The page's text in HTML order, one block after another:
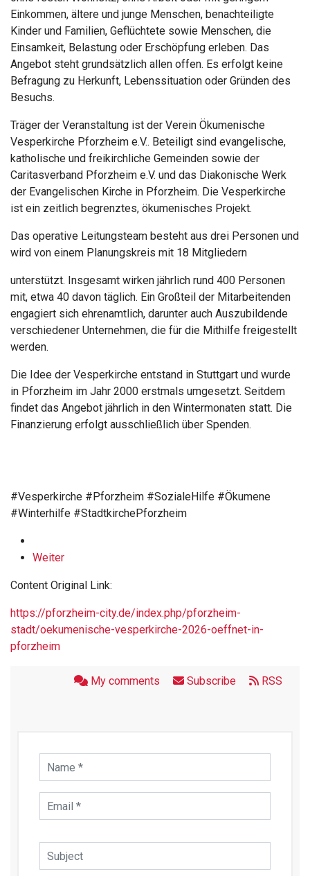
Einkommen, ältere und junge Menschen, benachteiligte
Kinder und Familien, Geflüchtete sowie Menschen, die
Einsamkeit, Belastung oder Erschöpfung erleben. Das
Angebot steht grundsätzlich allen offen. Es erfolgt keine
Befragung zu Herkunft, Lebenssituation oder Gründen des
Besuchs.
Träger der Veranstaltung ist der Verein Ökumenische
Vesperkirche Pforzheim e.V.. Beteiligt sind evangelische,
katholische und freikirchliche Gemeinden sowie der
Caritasverband Pforzheim e.V. und das Diakonische Werk
der Evangelischen Kirche in Pforzheim. Die Vesperkirche
ist ein zeitlich begrenztes, ökumenisches Projekt.
Das operative Leitungsteam besteht aus drei Personen und
wird von einem Planungskreis mit 18 Mitgliedern
unterstützt. Insgesamt wirken jährlich rund 400 Personen
mit, etwa 40 davon täglich. Ein Großteil der Mitarbeitenden
engagiert sich ehrenamtlich, darunter auch Auszubildende
verschiedener Unternehmen, die für die Mithilfe freigestellt
werden.
Die Idee der Vesperkirche entstand in Stuttgart und wurde
in Pforzheim im Jahr 2000 erstmals umgesetzt. Seitdem
findet das Angebot jährlich in den Wintermonaten statt. Die
Finanzierung erfolgt ausschließlich über Spenden.
#Vesperkirche #Pforzheim #SozialeHilfe #Ökumene
#Winterhilfe #StadtkirchePforzheim
Weiter
Content Original Link:
https://pforzheim-city.de/index.php/pforzheim-
stadt/oekumenische-vesperkirche-2026-oeffnet-in-
pforzheim
My comments Subscribe RSS